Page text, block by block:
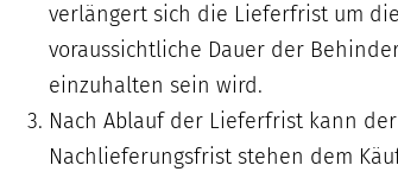
verlängert sich die Lieferfrist um
voraussichtliche Dauer der
einzuhalten sein wird.
Nach Ablauf der Lieferfrist kann
Nachlieferungsfrist stehen dem